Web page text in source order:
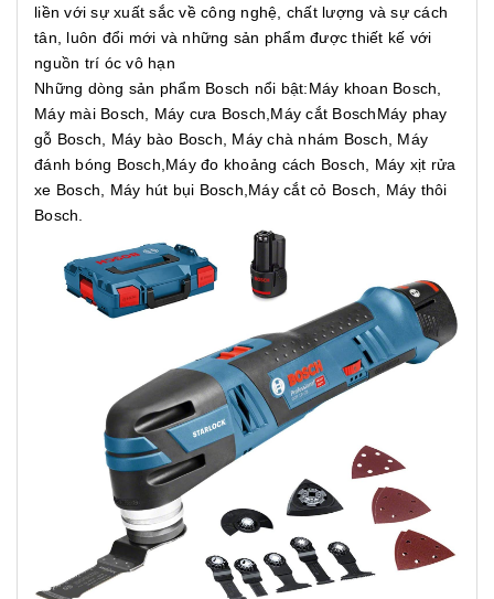
liền với sự xuất sắc về công nghệ, chất lượng và sự cách
tân, luôn đổi mới và những sản phẩm được thiết kế với
nguồn trí óc vô hạn
Những dòng sản phẩm Bosch nổi bật:Máy khoan Bosch,
Máy mài Bosch, Máy cưa Bosch,Máy cắt BoschMáy phay
gỗ Bosch, Máy bào Bosch, Máy chà nhám Bosch, Máy
đánh bóng Bosch,Máy đo khoảng cách Bosch, Máy xịt rửa
xe Bosch, Máy hút bụi Bosch,Máy cắt cỏ Bosch, Máy thôi
Bosch.